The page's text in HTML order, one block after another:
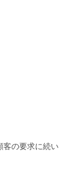
客の要求に続い